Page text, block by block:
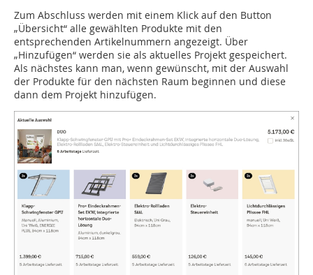
Zum Abschluss werden mit einem Klick auf den Button
„Übersicht“ alle gewählten Produkte mit den
entsprechenden Artikelnummern angezeigt. Über
„Hinzufügen“ werden sie als aktuelles Projekt gespeichert.
Als nächstes kann man, wenn gewünscht, mit der Auswahl
der Produkte für den nächsten Raum beginnen und diese
dann dem Projekt hinzufügen.